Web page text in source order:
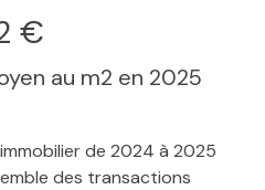
€
au m2 en 2025
de 2024 à 2025
des transactions